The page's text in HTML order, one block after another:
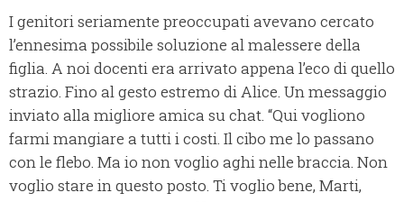
I genitori seriamente preoccupati avevano cercato
l’ennesima possibile soluzione al malessere della
figlia. A noi docenti era arrivato appena l’eco di quello
strazio. Fino al gesto estremo di Alice. Un messaggio
inviato alla migliore amica su chat. “Qui vogliono
farmi mangiare a tutti i costi. Il cibo me lo passano
con le flebo. Ma io non voglio aghi nelle braccia. Non
voglio stare in questo posto. Ti voglio bene, Marti,